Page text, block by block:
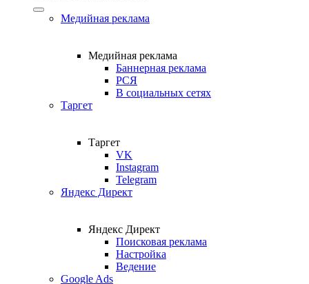
Медийная реклама
Медийная реклама
Баннерная реклама
РСЯ
В социальных сетях
Таргет
Таргет
VK
Instagram
Telegram
Яндекс Директ
Яндекс Директ
Поисковая реклама
Настройка
Ведение
Google Ads